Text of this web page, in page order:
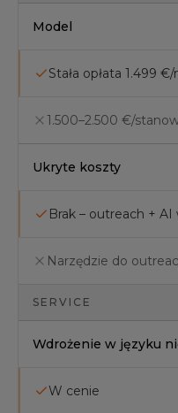
Model
Stała opłata 1.499
1.500–2.500 €/
Ukryte koszty
Brak – outreach + AI
Narzędzie do
SERVICE
Wdrożenie w języku
W cenie